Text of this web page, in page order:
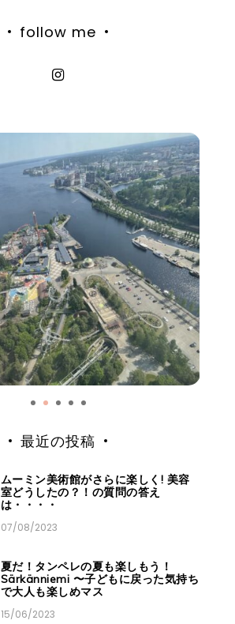
follow me
最近の投稿
ムーミン美術館がさらに楽しく! 美容
室どうしたの？！の質問の答え
は・・・・
07/08/2023
夏だ！タンペレの夏も楽しもう！
Särkänniemi 〜子どもに戻った気持ち
で大人も楽しめマス
15/06/2023